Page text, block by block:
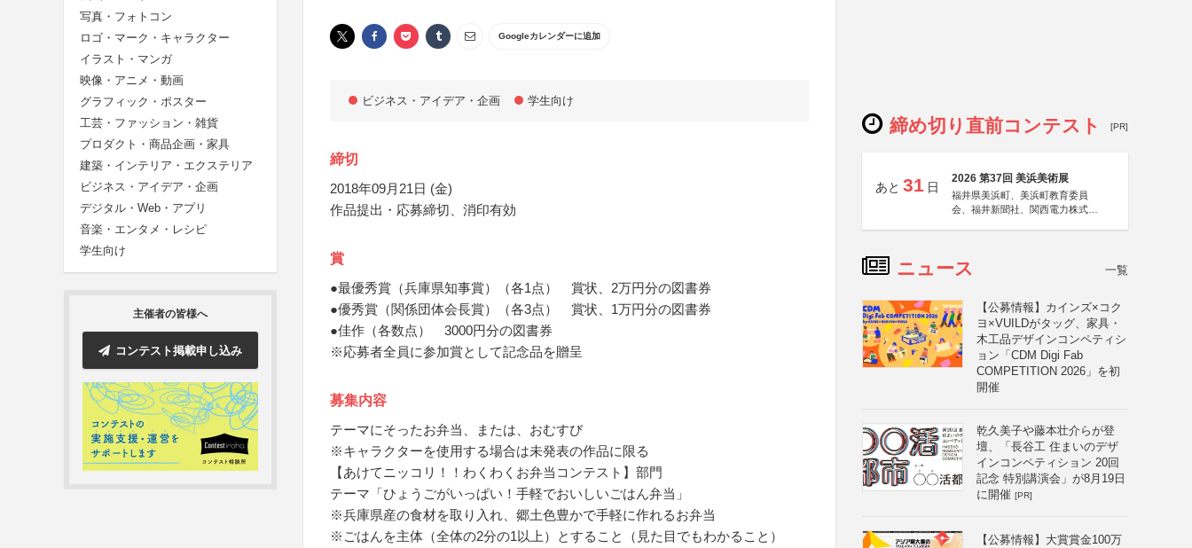
写真・フォトコン
ロゴ・マーク・キャラクター
イラスト・マンガ
映像・アニメ・動画
グラフィック・ポスター
工芸・ファッション・雑貨
プロダクト・商品企画・家具
建築・インテリア・エクステリア
ビジネス・アイデア・企画
デジタル・Web・アプリ
音楽・エンタメ・レシピ
学生向け
主催者の皆様へ
コンテスト掲載申し込み
Googleカレンダーに追加
ビジネス・アイデア・企画 学生向け
締切
2018年09月21日 (金)
作品提出・応募締切、消印有効
賞
●最優秀賞（兵庫県知事賞）（各1点） 賞状、2万円分の図書券
●優秀賞（関係団体会長賞）（各3点） 賞状、1万円分の図書券
●佳作（各数点） 3000円分の図書券
※応募者全員に参加賞として記念品を贈呈
募集内容
テーマにそったお弁当、または、おむすび
※キャラクターを使用する場合は未発表の作品に限る
【あけてニッコリ！！わくわくお弁当コンテスト】部門
テーマ「ひょうごがいっぱい！手軽でおいしいごはん弁当」
※兵庫県産の食材を取り入れ、郷土色豊かで手軽に作れるお弁当
※ごはんを主体（全体の2分の1以上）とすること（見た目でもわかること）
締め切り直前コンテスト [PR]
あと 31 日
2026 第37回 美浜美術展
福井県美浜町、美浜町教育委員
会、福井新聞社、関西電力株式会
ニュース 一覧
【公募情報】カインズ×コク
ヨ×VUILDがタッグ、家具・
木工品デザインコンペティシ
ョン「CDM Digi Fab
COMPETITION 2026」を初
開催
乾久美子や藤本壮介らが登
壇、「長谷工 住まいのデザ
インコンペティション 20回
記念 特別講演会」が8月19日
に開催 [PR]
【公募情報】大賞賞金100万